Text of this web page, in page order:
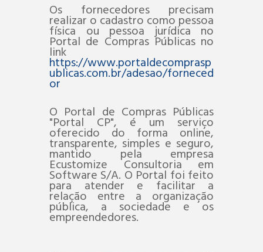
Os fornecedores precisam
realizar o cadastro como pessoa
física ou pessoa jurídica no
Portal de Compras Públicas no
link
https://www.portaldecomprasp
ublicas.com.br/adesao/forneced
or
O Portal de Compras Públicas
"Portal CP", é um serviço
oferecido do forma online,
transparente, simples e seguro,
mantido pela empresa
Ecustomize Consultoria em
Software S/A. O Portal foi feito
para atender e facilitar a
relação entre a organização
pública, a sociedade e os
empreendedores.